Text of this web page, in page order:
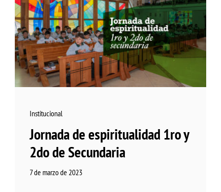
Institucional
Jornada de espiritualidad 1ro y
2do de Secundaria
7 de marzo de 2023